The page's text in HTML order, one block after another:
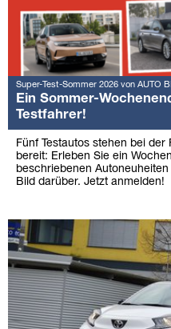
Super-Test-Sommer 2026 von AUTO
Ein Sommer-
Testfahrer!
Fünf Testautos stehen bei
bereit: Erleben Sie ein
beschriebenen
Bild darüber. Jetzt anmelden!